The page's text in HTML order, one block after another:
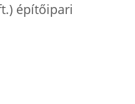
építőipari